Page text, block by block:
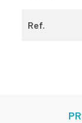
Ref.